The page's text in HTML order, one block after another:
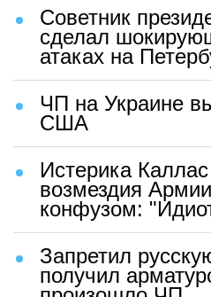
Советник
сделал
атаках на
ЧП на Украине
США
Истерика
возмездия
конфузом:
Запретил
получил